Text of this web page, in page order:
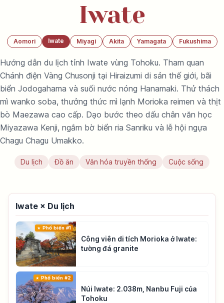
Iwate
Aomori Iwate Miyagi Akita Yamagata Fukushima
Hướng dẫn du lịch tỉnh Iwate vùng Tohoku. Tham quan
Chánh điện Vàng Chusonji tại Hiraizumi di sản thế giới, bãi
biển Jodogahama và suối nước nóng Hanamaki. Thử thách
mì wanko soba, thưởng thức mì lạnh Morioka reimen và thịt
bò Maezawa cao cấp. Dạo bước theo dấu chân văn học
Miyazawa Kenji, ngắm bờ biển ria Sanriku và lễ hội ngựa
Chagu Chagu Umakko.
Du lịch Đồ ăn Văn hóa truyền thống Cuộc sống
Iwate × Du lịch
Phổ biến #1
Công viên di tích Morioka ở Iwate:
tường đá granite
Phổ biến #2
Núi Iwate: 2.038m, Nanbu Fuji của
Tohoku